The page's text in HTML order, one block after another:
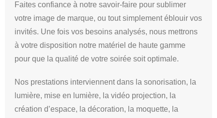
Faites confiance à notre savoir-faire pour sublimer
votre image de marque, ou tout simplement éblouir vos
invités. Une fois vos besoins analysés, nous mettrons
à votre disposition notre matériel de haute gamme
pour que la qualité de votre soirée soit optimale.
Nos prestations interviennent dans la sonorisation, la
lumière, mise en lumière, la vidéo projection, la
création d’espace, la décoration, la moquette, la